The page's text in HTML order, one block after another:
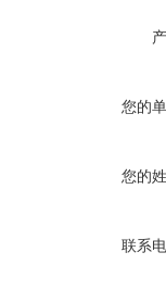
您的
您的
联系